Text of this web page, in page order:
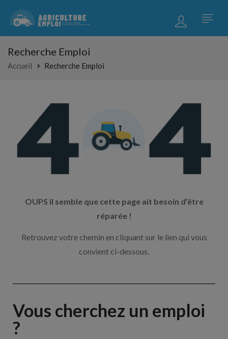
Recherche Emploi
Accueil Recherche Emploi
OUPS il semble que cette page ait besoin d’être
réparée !
Retrouvez votre chemin en cliquant sur le lien qui vous
convient ci-dessous.
Vous cherchez un emploi
?